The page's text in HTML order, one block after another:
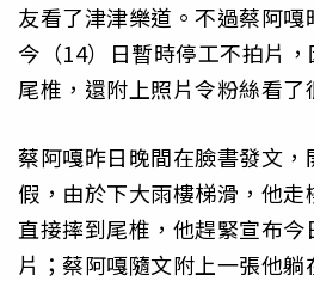
友看了津津樂道。不過蔡阿
今（14）日暫時停工不拍片
尾椎，還附上照片令粉絲看了
蔡阿嘎昨日晚間在臉書發文，
假，由於下大雨樓梯滑，他走
直接摔到尾椎，他趕緊宣布
片；蔡阿嘎隨文附上一張他